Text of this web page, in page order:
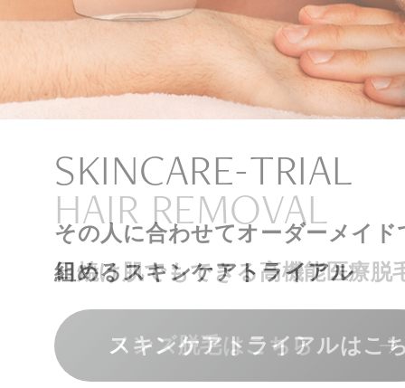
SIGNATURE
リラックスできる落ち着いた空間
上質な美容医療サービスを提供し
人気メニューはこちら
HAIR REMOVAL
日焼け肌でもできる高機能医療脱
メンズ脱毛はこちら
SKINCARE-TRIAL
その人に合わせてオーダーメイド
組めるスキンケアトライアル
スキンケアトライアルはこ
PHILOSOPHY
“男性”特化の美容
コンセプトはこちら
ナチュラル アンチエイ
内側から若々しく健康な身体へ
エクソソーム療法はこちら
NAD+点滴はこちら
INVITATION
メンバーシップを、最高のギフト
メンバーシップのご案内